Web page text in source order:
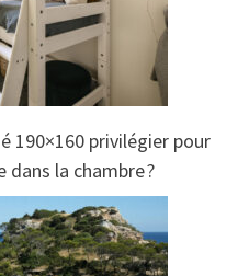
190×160 privilégier pour
dans la chambre ?